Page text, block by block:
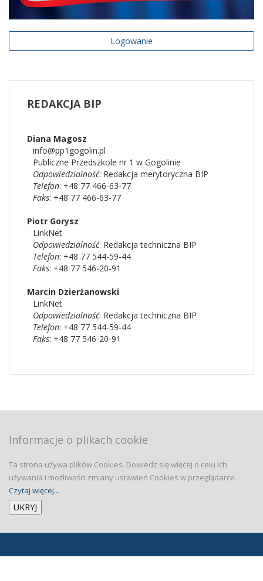
Logowanie
REDAKCJABIP
Diana Magosz
info@pp1gogolin.pl
Publiczne Przedszkole nr 1 w Gogolinie
Odpowiedzialność: Redakcja merytoryczna BIP
Telefon: +48 77 466-63-77
Faks: +48 77 466-63-77
Piotr Gorysz
LinkNet
Odpowiedzialność: Redakcja techniczna BIP
Telefon: +48 77 544-59-44
Faks: +48 77 546-20-91
Marcin Dzierżanowski
LinkNet
Odpowiedzialność: Redakcja techniczna BIP
Telefon: +48 77 544-59-44
Faks: +48 77 546-20-91
Informacje o plikach cookie
Ta strona używa plików Cookies. Dowiedz się więcej o celu ich
używania i możliwości zmiany ustawień Cookies w przeglądarce.
Czytaj więcej...